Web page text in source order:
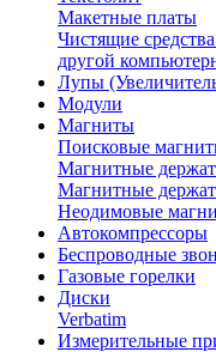
Макетные платы
Чистящие
другой
Лупы
Модули
Магниты
Поисковые
Магнитные
Магнитные
Неодимовые
Автокомпрессоры
Беспроводные
Газовые горелки
Диски
Verbatim
Измерительные